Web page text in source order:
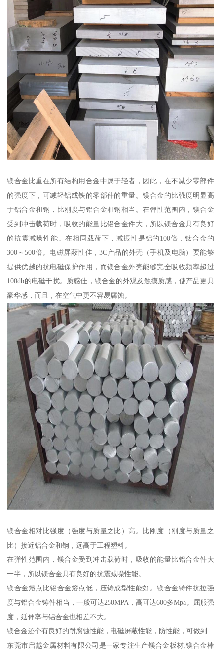
镁合金比重在所有结构用合金中属于轻者，因此，在不减少零部件
的强度下，可减轻铝或铁的零部件的重量。镁合金的比强度明显高
于铝合金和钢，比刚度与铝合金和钢相当。在弹性范围内，镁合金
受到冲击载荷时，吸收的能量比铝合金件大，所以镁合金具有良好
的抗震减噪性能。在相同载荷下，减振性是铝的100倍，钛合金的
300～500倍。电磁屏蔽性佳，3C产品的外壳（手机及电脑）要能够
提供优越的抗电磁保护作用，而镁合金外壳能够完全吸收频率超过
100db的电磁干扰。质感佳，镁合金的外观及触摸质感，使产品更具
豪华感，而且，在空气中更不容易腐蚀。
镁合金相对比强度（强度与质量之比）高。比刚度（刚度与质量之
比）接近铝合金和钢，远高于工程塑料。
在弹性范围内，镁合金受到冲击载荷时，吸收的能量比铝合金件大
一半，所以镁合金具有良好的抗震减噪性能。
镁合金熔点比铝合金熔点低，压铸成型性能好。镁合金铸件抗拉强
度与铝合金铸件相当，一般可达250MPA，高可达600多Mpa。屈服强
度，延伸率与铝合金也相差不大。
镁合金还个有良好的耐腐蚀性能，电磁屏蔽性能，防性能，可做到
东莞市启越金属材料有限公司是一家专注生产镁合金板材,镁合金棒